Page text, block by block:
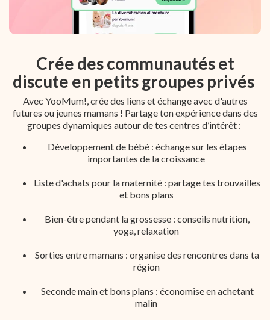
Crée des communautés et
discute en petits groupes privés
Avec YooMum!, crée des liens et échange avec d'autres
futures ou jeunes mamans ! Partage ton expérience dans des
groupes dynamiques autour de tes centres d’intérêt :
Développement de bébé : échange sur les étapes
importantes de la croissance
Liste d'achats pour la maternité : partage tes trouvailles
et bons plans
Bien-être pendant la grossesse : conseils nutrition,
yoga, relaxation
Sorties entre mamans : organise des rencontres dans ta
région
Seconde main et bons plans : économise en achetant
malin